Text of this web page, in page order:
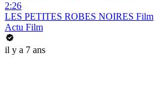
2:26
LES PETITES ROBES NOIRES Film
Actu Film
il y a 7 ans